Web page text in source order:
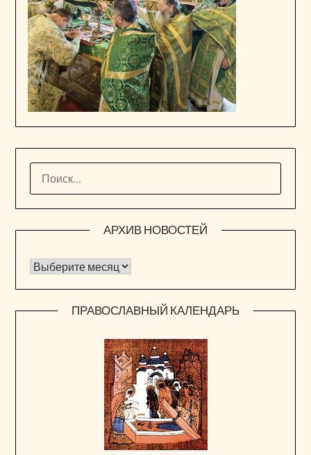
АРХИВ НОВОСТЕЙ
Архив новостей
ПРАВОСЛАВНЫЙ КАЛЕНДАРЬ